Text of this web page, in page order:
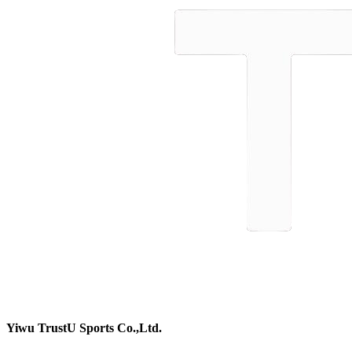
Yiwu TrustU Sports Co.,Ltd.